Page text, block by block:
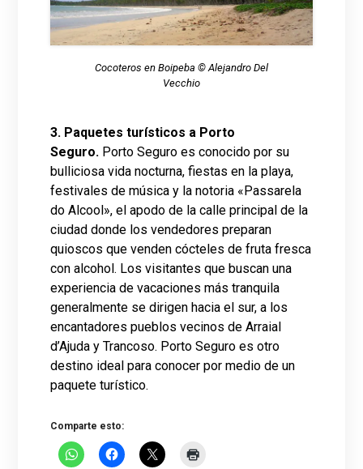
Cocoteros en Boipeba © Alejandro Del
Vecchio
3. Paquetes turísticos a Porto
Seguro. Porto Seguro es conocido por su
bulliciosa vida nocturna, fiestas en la playa,
festivales de música y la notoria «Passarela
do Alcool», el apodo de la calle principal de la
ciudad donde los vendedores preparan
quioscos que venden cócteles de fruta fresca
con alcohol. Los visitantes que buscan una
experiencia de vacaciones más tranquila
generalmente se dirigen hacia el sur, a los
encantadores pueblos vecinos de Arraial
d’Ajuda y Trancoso. Porto Seguro es otro
destino ideal para conocer por medio de un
paquete turístico.
Comparte esto: